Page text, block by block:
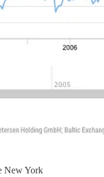
New York